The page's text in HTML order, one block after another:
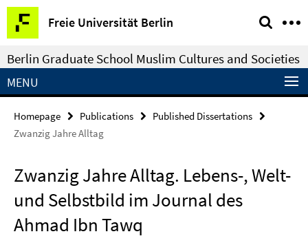
Springe
direkt
zu
Inhalt
Freie Universität Berlin
Service
Navigation
Berlin Graduate School Muslim Cultures and Societies
MENU
Homepage Publications
Published Dissertations
Zwanzig Jahre Alltag
Zwanzig Jahre Alltag. Lebens-, Welt-
und Selbstbild im Journal des
Ahmad Ibn Tawq